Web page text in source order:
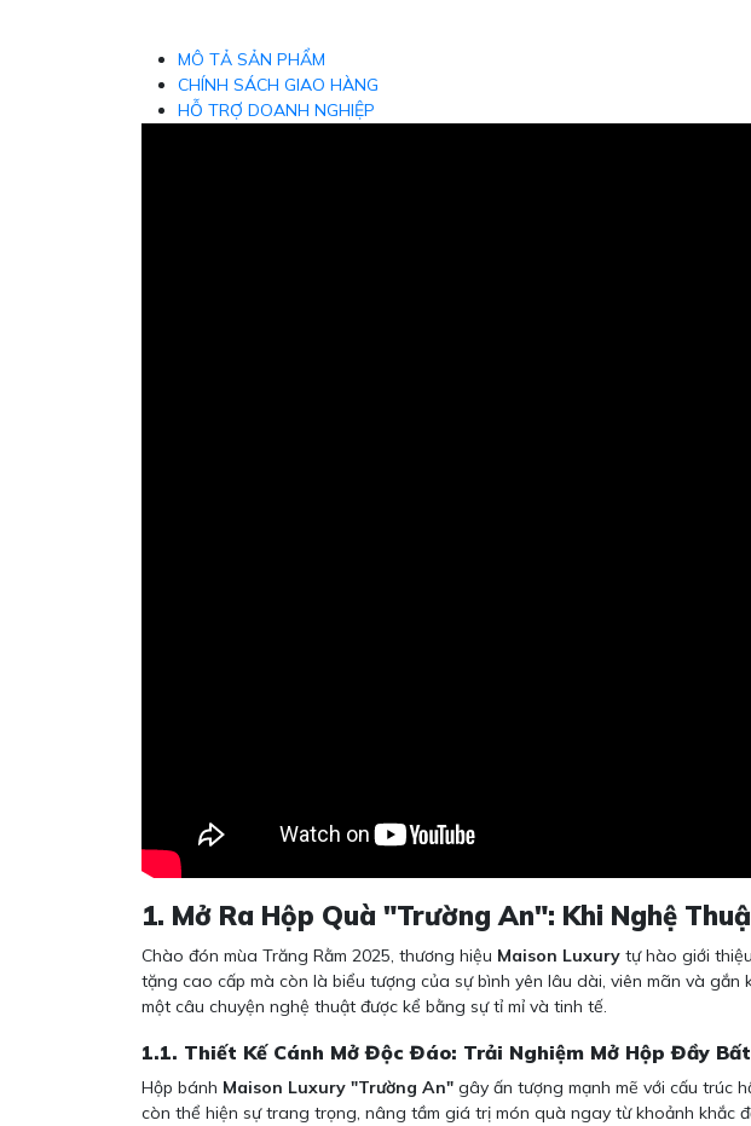
MÔ TẢ SẢN PHẨM
CHÍNH SÁCH GIAO HÀNG
HỖ TRỢ DOANH NGHIỆP
1. Mở Ra Hộp Quà "Trường An": Khi Nghệ
Chào đón mùa Trăng Rằm 2025, thương hiệu Maison Luxury tự hào giới
tặng cao cấp mà còn là biểu tượng của sự bình yên lâu dài, viên mãn và
một câu chuyện nghệ thuật được kể bằng sự tỉ mỉ và tinh tế.
1.1. Thiết Kế Cánh Mở Độc Đáo: Trải Nghiệm Mở Hộp Đầy
Hộp bánh Maison Luxury "Trường An" gây ấn tượng mạnh mẽ với cấu trúc
còn thể hiện sự trang trọng, nâng tầm giá trị món quà ngay từ khoảnh khắc